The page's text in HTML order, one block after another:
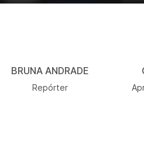
BRUNA ANDRADE
Repórter